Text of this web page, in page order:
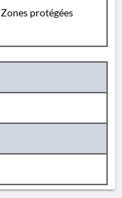
Zones protégées